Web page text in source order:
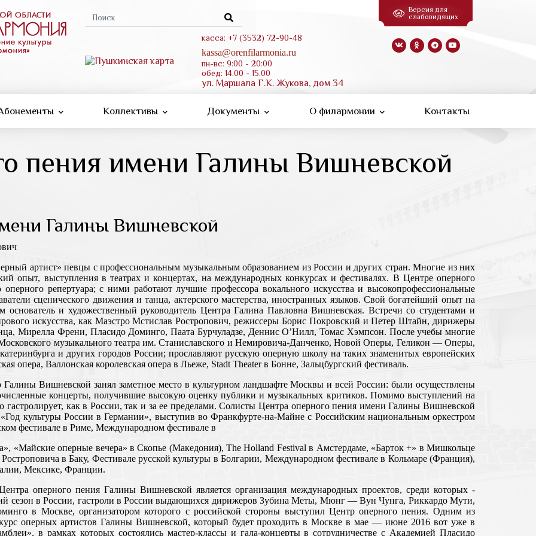
Форма
касса: +7 (3532) 72-90-48
kassa@orenfilarmonia.ru
пн-вс: 9:00 - 20:00
обед: 14.00 - 15.00
ул. Маршала Г.К. Жукова, дом 34
Версия для
слабовидящих
Коллективы Документы О филармонии Контакты
пения имени Галины Вишневской
Галины Вишневской
артист» певцы с профессиональным музыкальным образованием из России и других стран. Многие из них
опыт, выступления в театрах и концертах, на международных конкурсах и фестивалях. В Центре оперного
репертуара; с ними работают лучшие профессора вокального искусства и высокопрофессиональные
сценического движения и танца, актерского мастерства, иностранных языков. Свой богатейший опыт на
основатель и художественный руководитель Центра Галина Павловна Вишневская. Встречи со студентами и
искусства, как Маэстро Мстислав Ростропович, режиссеры Борис Покровский и Петер Штайн, дирижеры
Мирелла Френи, Пласидо Доминго, Паата Бурчуладзе, Деннис О’Нилл, Томас Хэмпсон. После учебы многие
музыкального театра им. Станиславского и Немировича-Данченко, Новой Оперы, Геликон — Оперы,
и других городов России; прославляют русскую оперную школу на таких знаменитых европейских
опера, Валлонская королевская опера в Льеже, Stadt Theater в Бонне, Зальцбургский фестиваль.
Вишневской занял заметное место в культурном ландшафте Москвы и всей России: были осуществлены
концерты, получившие высокую оценку публики и музыкальных критиков. Помимо выступлений на
гастролирует, как в России, так и за ее пределами. Солисты Центра оперного пения имени Галины Вишневской
культуры России в Германии», выступив во Франкфурте-на-Майне с Российским национальным оркестром
фестивале в Риме, Международном фестивале в
«Майские оперные вечера» в Скопье (Македония), The Holland Festival в Амстердаме, «Барток +» в Мишкольце
в Баку, Фестивале русской культуры в Болгарии, Международном фестивале в Кольмаре (Франция),
Мексике, Франции.
оперного пения Галины Вишневской является организация международных проектов, среди которых -
сезон в России, гастроли в России выдающихся дирижеров Зубина Меты, Мюнг — Вун Чунга, Риккардо Мути,
в Москве, организатором которого с российской стороны выступил Центр оперного пения. Одним из
оперных артистов Галины Вишневской, который будет проходить в Москве в мае — июне 2016 вот уже в
в рамках которых состоялись мастер-классы и гала-концерты в сотрудничестве с Академией Пласидо